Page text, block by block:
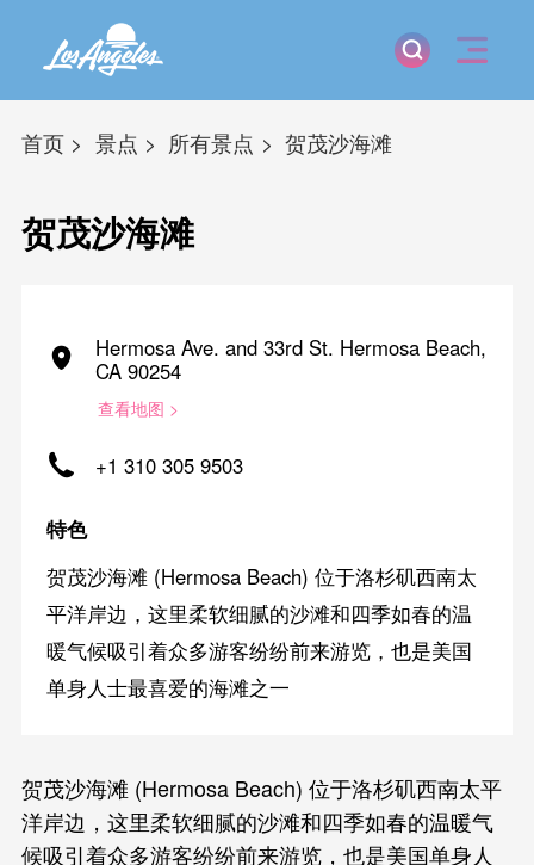
首页 景点 所有景点 贺茂沙海滩
贺茂沙海滩
Hermosa Ave. and 33rd St. Hermosa Beach,
CA 90254
查看地图 >
+1 310 305 9503
特色
贺茂沙海滩 (Hermosa Beach) 位于洛杉矶西南太
平洋岸边，这里柔软细腻的沙滩和四季如春的温
暖气候吸引着众多游客纷纷前来游览，也是美国
单身人士最喜爱的海滩之一
贺茂沙海滩 (Hermosa Beach) 位于洛杉矶西南太平
洋岸边，这里柔软细腻的沙滩和四季如春的温暖气
候吸引着众多游客纷纷前来游览，也是美国单身人